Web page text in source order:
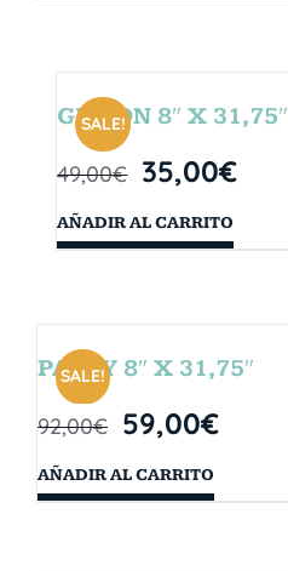
SALE!
GIBSON 8″ X 31,75″
49,00€ 35,00€
AÑADIR AL CARRITO
SALE!
PARTY 8″ X 31,75″
92,00€ 59,00€
AÑADIR AL CARRITO